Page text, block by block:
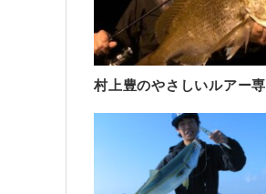
村上豊のやさしいルアー